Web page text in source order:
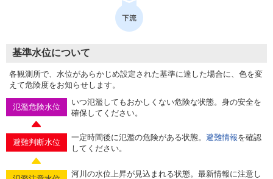
基準水位について
各観測所で、水位があらかじめ設定された基準に達した場合に、色を変
えて危険度をお知らせします。
氾濫危険水位
いつ氾濫してもおかしくない危険な状態。身の安全を
確保してください。
避難判断水位
一定時間後に氾濫の危険がある状態。 避難情報を確認
してください。
河川の水位上昇が見込まれる状態。最新情報に注意し